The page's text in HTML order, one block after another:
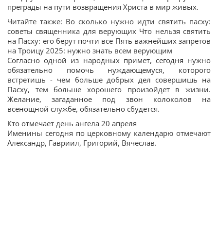
преграды на пути возвращения Христа в мир живых.
Читайте также: Во сколько нужно идти святить пасху:
советы священника для верующих Что нельзя святить
на Пасху: его берут почти все Пять важнейших запретов
на Троицу 2025: нужно знать всем верующим
Согласно одной из народных примет, сегодня нужно
обязательно помочь нуждающемуся, которого
встретишь - чем больше добрых дел совершишь на
Пасху, тем больше хорошего произойдет в жизни.
Желание, загаданное под звон колоколов на
всенощной службе, обязательно сбудется.
Кто отмечает день ангела 20 апреля
Именины сегодня по церковному календарю отмечают
Александр, Гавриил, Григорий, Вячеслав.